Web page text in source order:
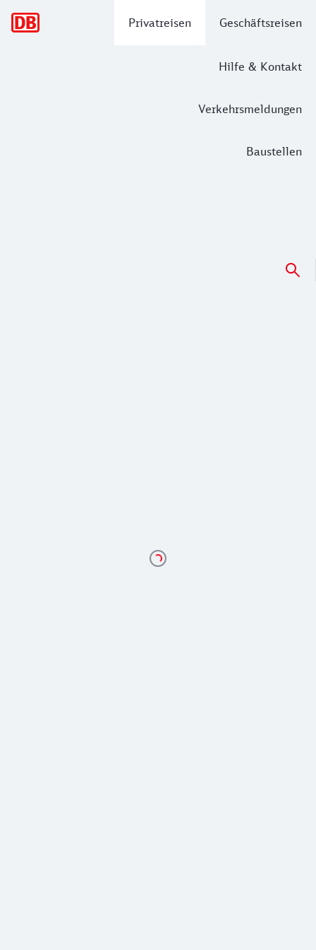
Privatreisen Geschäftsreisen
Hilfe & Kontakt
Verkehrsmeldungen
Baustellen